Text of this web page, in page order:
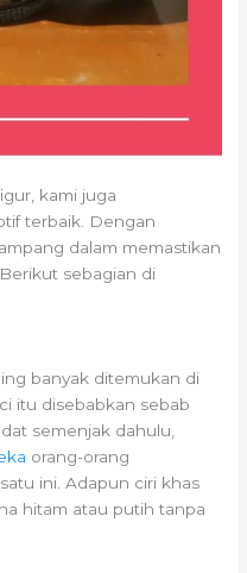
kami juga
terbaik. Dengan
dalam memastikan
sebagian di
banyak ditemukan di
itu disebabkan sebab
semenjak dahulu,
orang-orang
ini. Adapun ciri khas
hitam atau putih tanpa